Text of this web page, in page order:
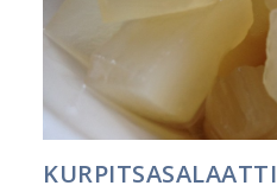
KURPITSASALAATTI